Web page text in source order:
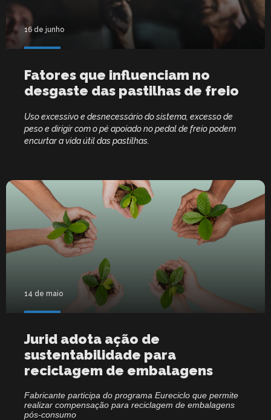
16 de junho
Fatores que influenciam no
desgaste das pastilhas de freio
Uso excessivo e desnecessário do sistema, excesso de
peso e dirigir com o pé apoiado no pedal de freio podem
encurtar a vida útil das pastilhas.
14 de maio
Jurid adota ação de
sustentabilidade para
reciclagem de embalagens
Fabricante participa do programa Eureciclo que permite
realizar compensação para reciclagem de embalagens
pós-consumo